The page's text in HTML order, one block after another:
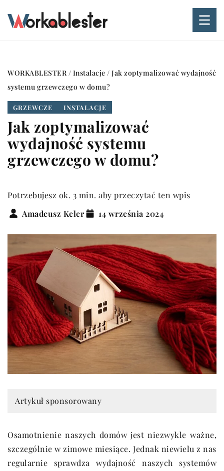
WORKABLESTER/ Instalacje / Jak zoptymalizować wydajność
systemu grzewczego w domu?
GRZEWCZE INSTALACJE
Jak zoptymalizować
wydajność systemu
grzewczego w domu?
Potrzebujesz ok. 3 min. aby przeczytać ten wpis
Amadeusz Keler
14 września 2024
Artykuł sponsorowany
Osamotnienie naszych domów jest niezwykle ważne,
szczególnie w zimowe miesiące. Jednak niewielu z nas
regularnie sprawdza wydajność naszych systemów